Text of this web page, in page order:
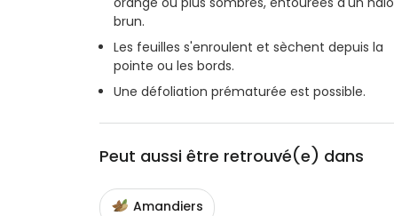
brun.
Les feuilles s'enroulent et sèchent depuis la
pointe ou les bords.
Une défoliation prématurée est possible.
Peut aussi être retrouvé(e) dans
Amandiers